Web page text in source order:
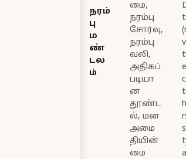
நரம்
பு
ம
ண்
டல
ம்
மை,
நரம்பு
சோர்வு,
நரம்பு
வலி,
அதிகப்
படியா
ன
தூண்ட
ல், மன
அமை
தியின்
மை